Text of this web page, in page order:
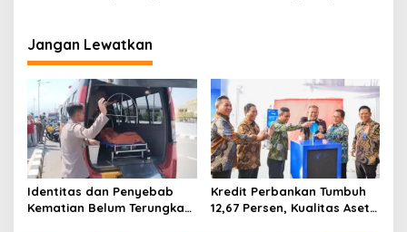
Lanjutkan Prestasi
Jangan Lewatkan
Identitas dan Penyebab
Kematian Belum Terungkap,
Kredit Perbankan Tumbuh
12,67 Persen, Kualitas Aset